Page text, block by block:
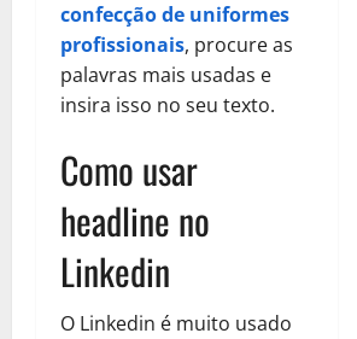
confecção de uniformes
profissionais, procure as
palavras mais usadas e
insira isso no seu texto.
Como usar
headline no
Linkedin
O Linkedin é muito usado